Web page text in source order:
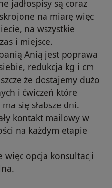
jadłospisy są coraz
na miarę więc
na wszystkie
i miejsce.
Anią jest poprawa
redukcja kg i cm
że dostajemy dużo
i ćwiczeń które
się słabsze dni.
kontakt mailowy w
na każdym etapie
więc opcja konsultacji